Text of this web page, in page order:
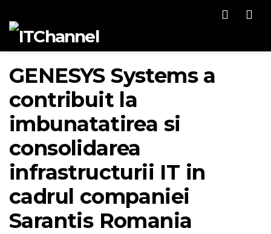
GENESYS Systems a
contribuit la
imbunatatirea si
consolidarea
infrastructurii IT in
cadrul companiei
Sarantis Romania